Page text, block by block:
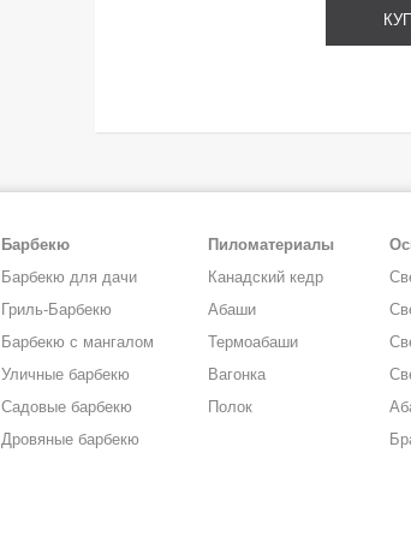
Барбекю
Барбекю для дачи
Гриль-Барбекю
Барбекю с мангалом
Уличные барбекю
Садовые барбекю
Дровяные барбекю
Пиломатериалы
Канадский кедр
Абаши
Термоабаши
Вагонка
Полок